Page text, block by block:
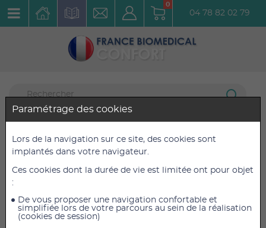
0
04 78 82 02 79
Mobilité et Aides à la Marche
92 articles listés
Chariot de courses modulobag bleu
Paramétrage des cookies
Lors de la navigation sur ce site, des cookies sont
implantés dans votre navigateur.
Ces cookies dont la durée de vie est limitée ont pour objet
:
De vous proposer une navigation confortable et
simplifiée lors de votre parcours au sein de la réalisation
(cookies de session)